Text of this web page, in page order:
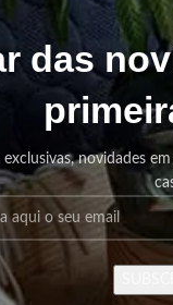
das
novidades